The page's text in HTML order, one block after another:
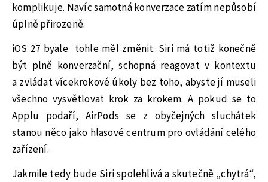
komplikuje. Navíc samotná konverzace zatím nepůsobí
úplně přirozeně.
iOS 27 byale tohle měl změnit. Siri má totiž konečně
být plně konverzační, schopná reagovat v kontextu
a zvládat vícekrokové úkoly bez toho, abyste jí museli
všechno vysvětlovat krok za krokem. A pokud se to
Applu podaří, AirPods se z obyčejných sluchátek
stanou něco jako hlasové centrum pro ovládání celého
zařízení.
Jakmile tedy bude Siri spolehlivá a skutečně „chytrá“,